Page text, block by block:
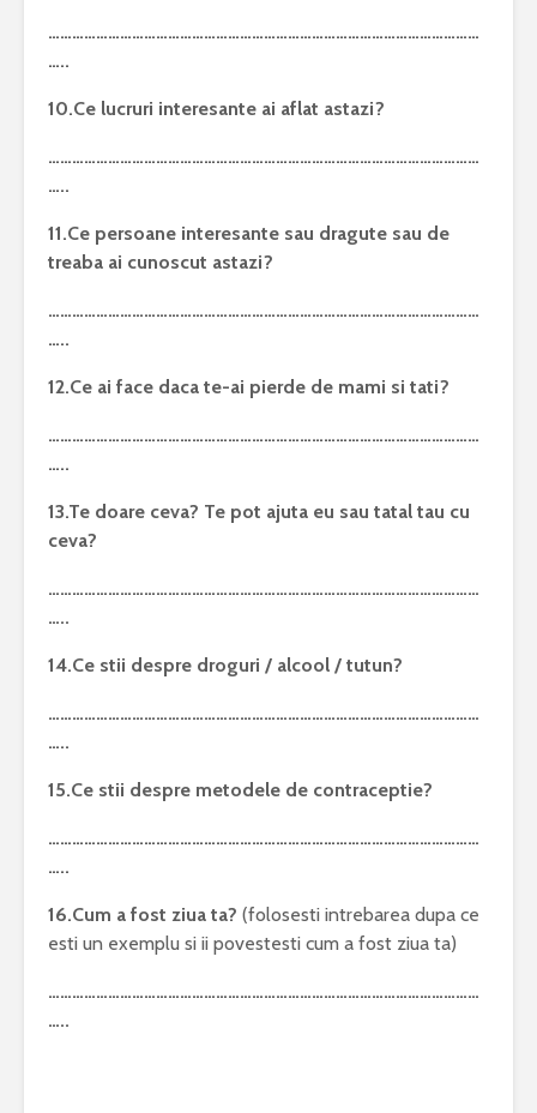
………………………………………………………………………………………………
…..
10.Ce lucruri interesante ai aflat astazi?
………………………………………………………………………………………………
…..
11.Ce persoane interesante sau dragute sau de
treaba ai cunoscut astazi?
………………………………………………………………………………………………
…..
12.Ce ai face daca te-ai pierde de mami si tati?
………………………………………………………………………………………………
…..
13.Te doare ceva? Te pot ajuta eu sau tatal tau cu
ceva?
………………………………………………………………………………………………
…..
14.Ce stii despre droguri / alcool / tutun?
………………………………………………………………………………………………
…..
15.Ce stii despre metodele de contraceptie?
………………………………………………………………………………………………
…..
16.Cum a fost ziua ta? (folosesti intrebarea dupa ce
esti un exemplu si ii povestesti cum a fost ziua ta)
………………………………………………………………………………………………
…..